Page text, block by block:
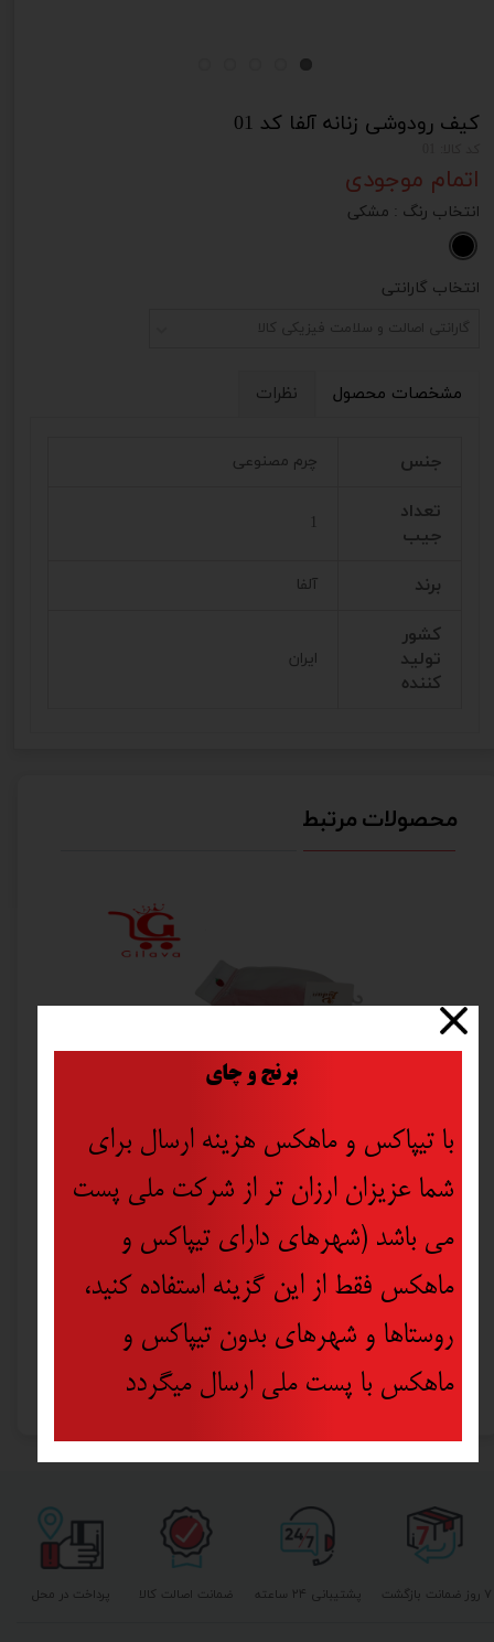
کیف رودوشی زنانه آلفا کد 01
اتمام موجودی
انتخاب رنگ : مشکی
انتخاب گارانتی
گارانتی اصالت و سلامت فیزیکی کالا
مشخصات محصول نظرات
جنس چرم مصنوعی
تعداد
جیب
1
برند آلفا
کشور
تولید
کننده
ایران
محصولات مرتبط
جوراب زنانه لادن شیشه ای طرح توت فرهنگی
۱۱۵,۰۰۰ تومان
پشتیبانی ۲۴ ساعته پرداخت در محل ۷ روز ضمانت بازگشت ضمانت اصالت کالا
برنج و چای
با تیپاکس و ماهکس هزینه ارسال برای
شما عزیزان ارزان تر از شرکت ملی پست
می باشد (شهرهای دارای تیپاکس و
ماهکس فقط از این گزینه استفاده کنید،
روستاها و شهرهای بدون تیپاکس و
ماهکس با پست ملی ارسال میگردد